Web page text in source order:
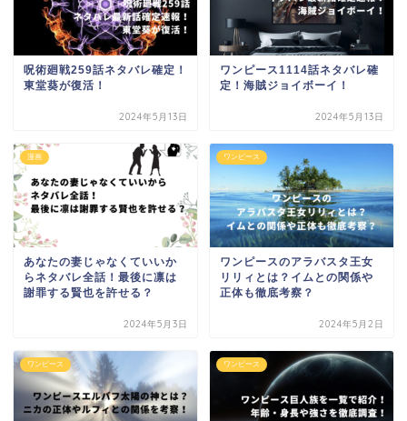
呪術廻戦259話ネタバレ確定！
東堂葵が復活！
2024年5月13日
ワンピース1114話ネタバレ確
定！海賊ジョイボーイ！
2024年5月13日
漫画
あなたの妻じゃなくていいか
らネタバレ全話！最後に凛は
謝罪する賢也を許せる？
2024年5月3日
ワンピース
ワンピースのアラバスタ王女
リリィとは？イムとの関係や
正体も徹底考察？
2024年5月2日
ワンピース ワンピース